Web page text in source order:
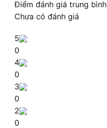
Điểm đánh giá trung bình
Chưa có đánh giá
5
0
4
0
3
0
2
0